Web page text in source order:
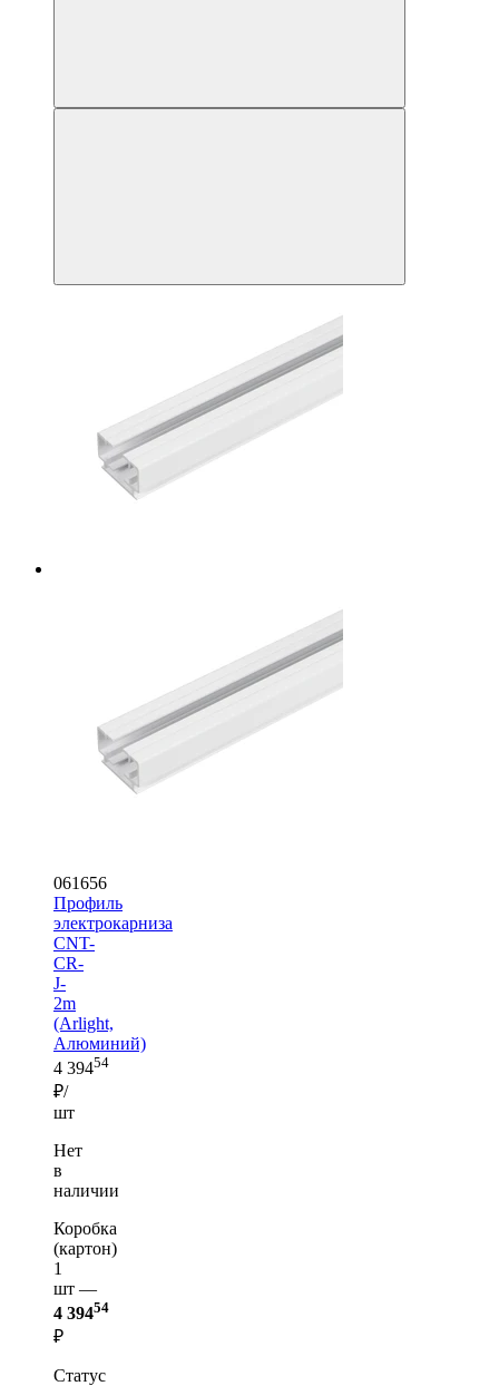
061656
Профиль
электрокарниза
CNT-
CR-
J-
2m
(Arlight,
Алюминий)
4 39454
₽/
шт
Нет
в
наличии
Коробка
(картон)
1
шт —
4 39454
₽
Статус